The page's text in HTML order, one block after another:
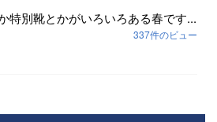
特別靴とかがいろいろある春です...
337件のビュー